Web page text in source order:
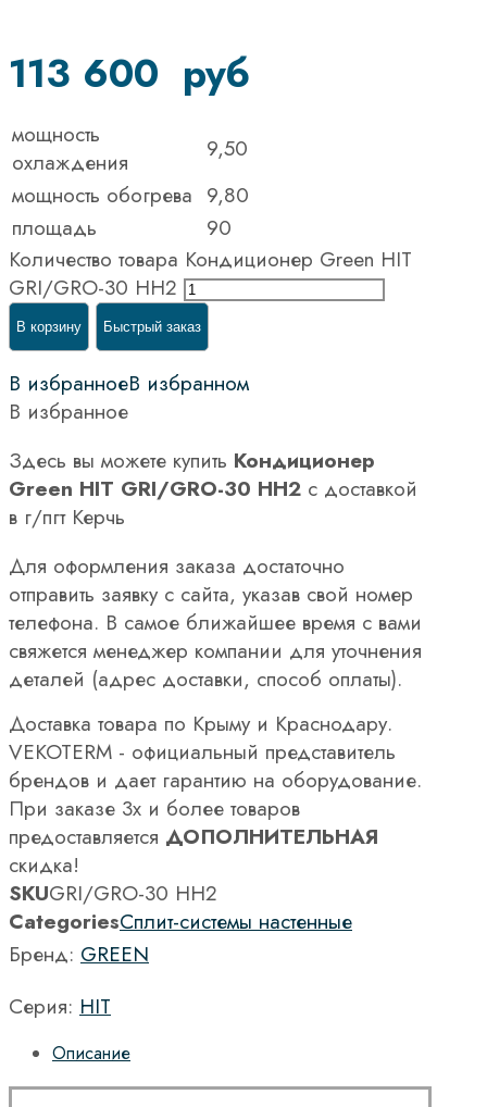
113 600 руб
мощность
охлаждения
9,50
мощность обогрева 9,80
площадь
90
Количество товара Кондиционер Green HIT
GRI/GRO-30 HH2
В корзину Быстрый заказ
В избранноеВ избранном
В избранное
Здесь вы можете купить Кондиционер
Green HIT GRI/GRO-30 HH2 с доставкой
в г/пгт Керчь
Для оформления заказа достаточно
отправить заявку с сайта, указав свой номер
телефона. В самое ближайшее время с вами
свяжется менеджер компании для уточнения
деталей (адрес доставки, способ оплаты).
Доставка товара по Крыму и Краснодару.
VEKOTERM - официальный представитель
брендов и дает гарантию на оборудование.
При заказе 3х и более товаров
предоставляется ДОПОЛНИТЕЛЬНАЯ
скидка!
SKUGRI/GRO-30 HH2
CategoriesСплит-системы настенные
Бренд: GREEN
Серия: HIT
Описание